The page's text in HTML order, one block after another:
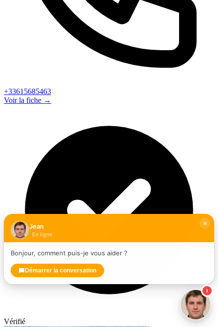
+33615685463
Voir la fiche →
Vérifié
1
Jean
En ligne
Bonjour, comment puis-je vous aider ?
Démarrer la conversation